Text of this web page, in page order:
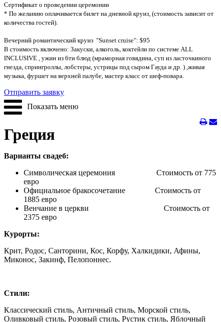
Сертификат о проведении церемонии
* По желанию оплачивается билет на дневной круиз, (стоимость зависит от
количества гостей).
Вечерний романтический круиз "Sunset cruise": $95
В стоимость включено: Закуски, алкоголь, коктейли по системе ALL
INCLUSIVE , ужин из 6ти блюд (мраморная говядина, суп из ласточкиного
гнезда, спрингроллы, лобстеры, устрицы под сыром Гауда и др. ) ,живая
музыка, фуршет на верхней палубе, мастер класс от шеф-повара.
Отправить заявку
Показать меню
Греция
Варианты свадеб:
Символическая церемония Стоимость от 775
евро
Официальное бракосочетание Стоимость от
1885 евро
Венчание в церкви Стоимость от
2375 евро
Курорты:
Крит, Родос, Санторини, Кос, Корфу, Халкидики, Афины,
Миконос, Закинф, Пелопоннес.
Стили:
Классический стиль, Античный стиль, Морской стиль,
Оливковый стиль, Розовый стиль, Рустик стиль, Яблочный